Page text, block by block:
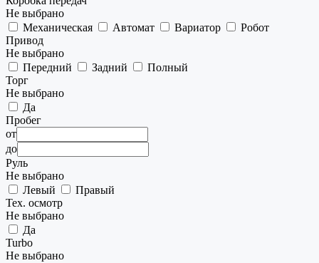
Не выбрано
Механическая
Автомат Вариатор
Робот
Привод
Не выбрано
Передний
Задний
Полный
Торг
Не выбрано
Да
Пробег
от
до
Руль
Не выбрано
Левый
Правый
Тех. осмотр
Не выбрано
Да
Turbo
Не выбрано